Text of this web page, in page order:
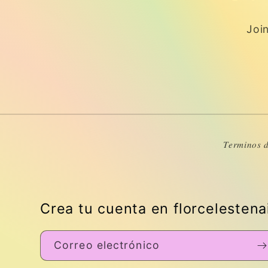
𝑇𝑒𝑟𝑚𝑖𝑛𝑜𝑠
Crea tu cuenta en
Correo electrónico